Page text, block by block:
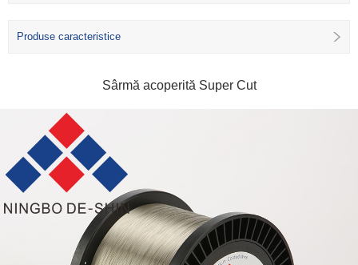
Produse caracteristice
Sârmă acoperită Super Cut